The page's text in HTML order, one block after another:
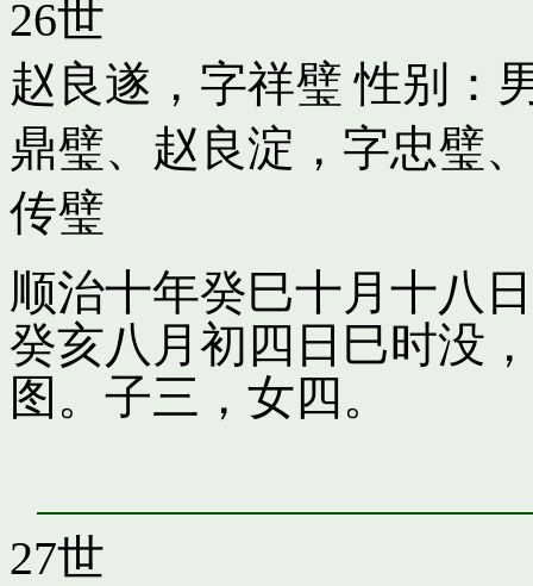
26世
赵良遂，字祥璧 性别：
鼎璧、 赵良淀，字忠璧、
传璧
顺治十年癸巳十月十八
癸亥八月初四日巳时没
图。子三，女四。
27世